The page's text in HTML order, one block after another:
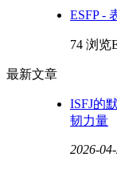
ESFP -
74 浏览
最新文章
ISFJ的
韧力量
2026-